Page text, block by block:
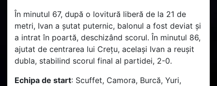
În minutul 67, după o lovitură liberă de la 21 de
metri, Ivan a șutat puternic, balonul a fost deviat și
a intrat în poartă, deschizând scorul. În minutul 86,
ajutat de centrarea lui Crețu, același Ivan a reușit
dubla, stabilind scorul final al partidei, 2-0.
Echipa de start: Scuffet, Camora, Burcă, Yuri,